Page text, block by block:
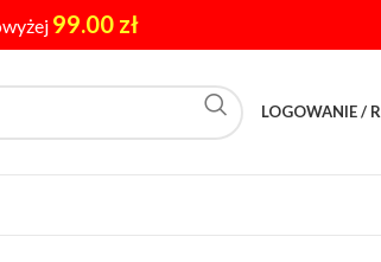
99.00 zł
LOGOWANIE /